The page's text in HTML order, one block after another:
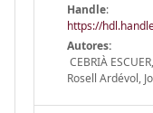
Handle:
https://
Autores:
CEBRIÀ
Rosell Ardévol,